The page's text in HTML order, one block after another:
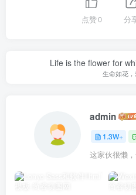
点赞0 分
Life is the flower for
生命如花
admin
1.3W+
这家伙很懒